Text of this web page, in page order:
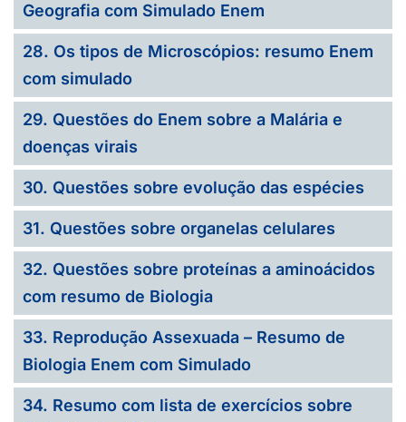
Geografia com Simulado Enem
28. Os tipos de Microscópios: resumo Enem
com simulado
29. Questões do Enem sobre a Malária e
doenças virais
30. Questões sobre evolução das espécies
31. Questões sobre organelas celulares
32. Questões sobre proteínas a aminoácidos
com resumo de Biologia
33. Reprodução Assexuada – Resumo de
Biologia Enem com Simulado
34. Resumo com lista de exercícios sobre